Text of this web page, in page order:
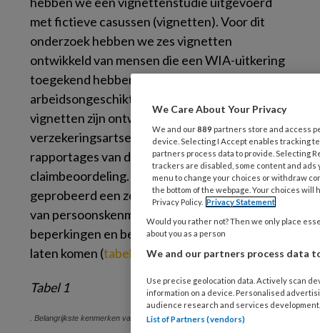
met fictieve casussen (vignetten). Voor dit
onderzoek hebben we zes vignetten
ontwikkeld van mensen die een WIA-uitkering
toegekend hebben gekregen en 80-100%
arbeidsongeschikt verklaard werden. De
vignetten zijn ontwikkeld in samenspraak met
verzekeringsartsen en zijn gebaseerd op
rapportages van deze artsen bij de WIA-
claimbeoordeling. Hierbij hebben we
geprobeerd een zo breed mogelijk spectrum
van persoonskenmerken, diagnoses,
beperkingen en behandelingen aan bod te
laten komen (tabel 1 ).
Tabel 1
. Belangrijkste kenmerken van de zes vignetten
We Care About Your Privacy
We and our889 partners store and access
device. Selecting I Accept enables tracking
partners process data to provide. Selecting
trackers are disabled, some content and ads
menu to change your choices or withdraw
the bottom of the webpage. Your choices
Privacy Policy. Privacy Statement
Would you rather not? Then we only place
about you as a person
We and our partners process data
Use precise geolocation data. Actively scan
information on a device. Personalised
audience research and services development.
List of Partners (vendors)